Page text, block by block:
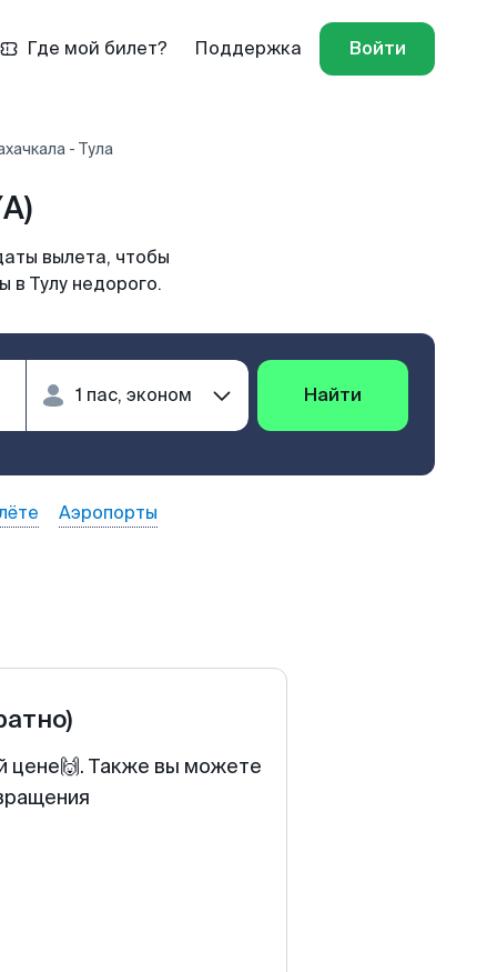
Где мой билет? Поддержка Войти
- Тула
вылета, чтобы
в Тулу недорого.
Найти
Аэропорты
цене🙌. Также вы можете